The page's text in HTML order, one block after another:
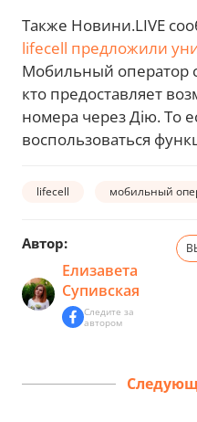
Также Новини.LIVE
lifecell предложили
Мобильный оператор
кто предоставляет
номера через Дію. То
воспользоваться
lifecell мобильный
Автор:
Елизавета
Супивская
Следите за
автором